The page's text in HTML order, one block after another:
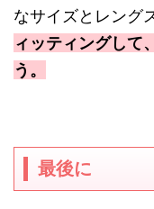
なサイズとレング
ィッティングして
う。
最後に